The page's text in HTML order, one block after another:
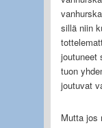
sillä niin
joutuneet
tuon
joutuvat
Mutta jos